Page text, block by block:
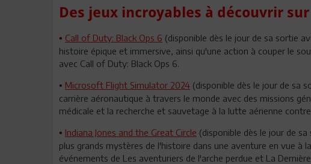
Des jeux incroyables à découvrir sur
• Call of Duty: Black Ops 6 (disponible dès le jour de sa sortie
histoire épique et immersive, ainsi qu'une action à couper le
avec Call of Duty: Black Ops 6.
• Microsoft Flight Simulator 2024 (disponible dès le jour de sa
carrière aéronautique à travers le monde avec des missions
médicale et la recherche et sauvetage à la lutte aérienne
• Indiana Jones and the Great Circle (disponible dès le jour de
plus grands mystères de l'histoire dans une aventure en vue à
événements de Les aventuriers de l'arche perdue et La